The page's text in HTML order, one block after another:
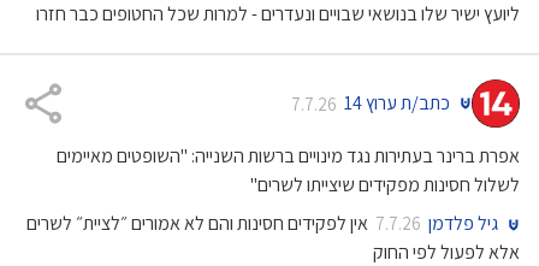
ליועץ ישיר שלו בנושאי שבויים ונעדרים - למרות שכל החטופים כבר חזרו
כתב/ת ערוץ 14 7.7.26
אפרת ברינר בעתירות נגד מינויים ברשות השנייה: "השופטים מאיימים
לשלול חסינות מפקידים שיצייתו לשרים"
גיל פלדמן 7.7.26 אין לפקידים חסינות והם לא אמורים ״לציית״ לשרים
אלא לפעול לפי החוק